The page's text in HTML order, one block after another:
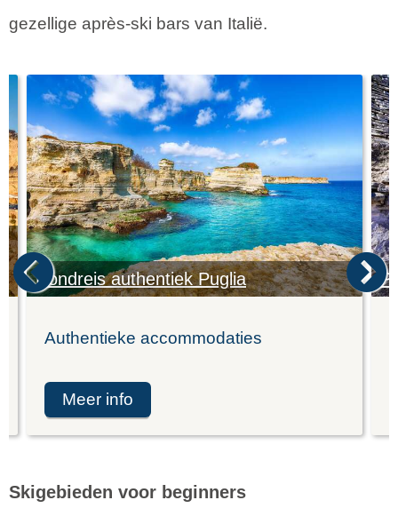
gezellige après-ski bars van Italië.
Rondreis authentiek Puglia
Authentieke accommodaties
meer info
Skigebieden voor beginners